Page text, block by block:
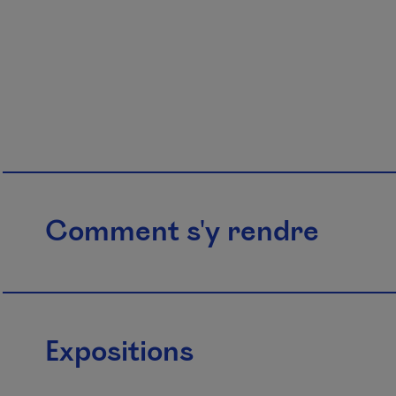
Comment s'y rendre
Expositions